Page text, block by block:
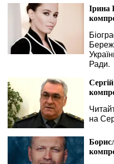
Ірина
Ради.
на